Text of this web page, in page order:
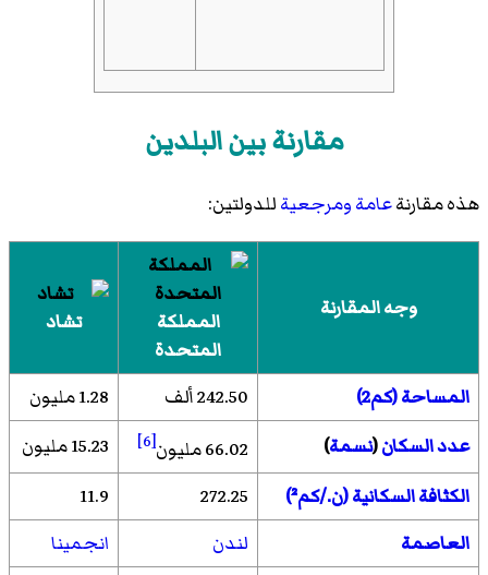
مقارنة بين البلدين
هذه مقارنةعامةومرجعيةللدولتين:
وجه المقارنة
المملكة
المتحدة
تشاد
المساحة (كم2) 242.50 ألف
1.28 مليون
عدد السكان(نسمة) 66.02 مليون [6]
15.23 مليون
الكثافة السكانية (ن./كم²)
272.25
11.9
العاصمة
لندن انجمينا